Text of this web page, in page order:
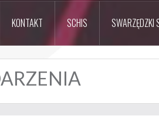
KONTAKT SCHIS SWARZĘDZKI